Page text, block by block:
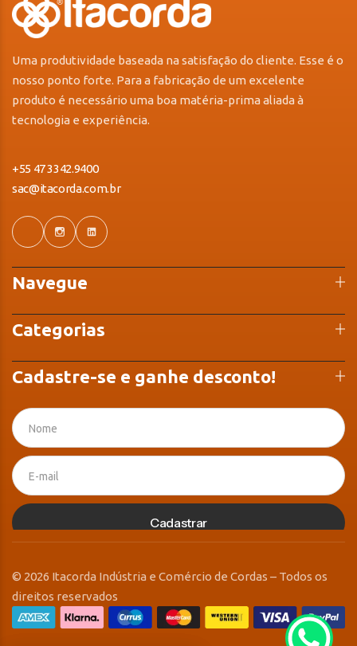
Uma produtividade baseada na satisfação do cliente. Esse é o
nosso ponto forte. Para a fabricação de um excelente
produto é necessário uma boa matéria-prima aliada à
tecnologia e experiência.
+55 47 3342.9400
sac@itacorda.com.br
Navegue
Categorias
Cadastre-se e ganhe desconto!
Cadastrar
© 2026 Itacorda Indústria e Comércio de Cordas – Todos os
direitos reservados